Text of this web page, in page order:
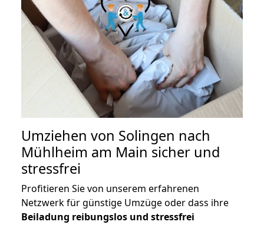
Umziehen von Solingen nach
Mühlheim am Main sicher und
stressfrei
Profitieren Sie von unserem erfahrenen
Netzwerk für günstige Umzüge oder dass ihre
Beiladung reibungslos und stressfrei